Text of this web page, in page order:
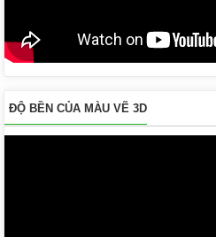
ĐỘ BỀN CỦA MÀU VẼ 3D